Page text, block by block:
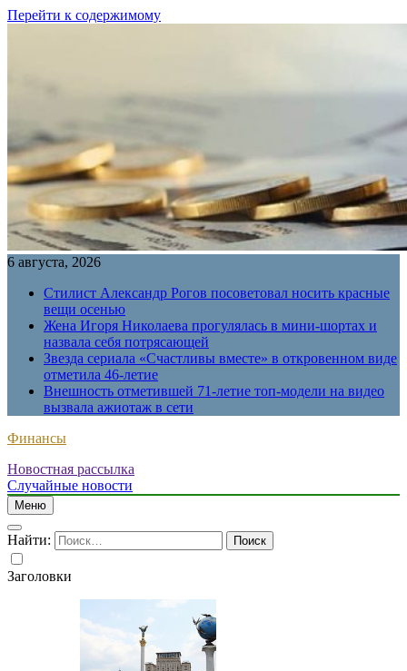
Перейти к содержимому
6 августа, 2026
Стилист Александр Рогов посоветовал носить красные
вещи осенью
Жена Игоря Николаева прогулялась в мини-шортах и
назвала себя потрясающей
Звезда сериала «Счастливы вместе» в откровенном виде
отметила 46-летие
Внешность отметившей 71-летие топ-модели на видео
вызвала ажиотаж в сети
Финансы
Новостная рассылка
Случайные новости
Меню
Найти:
Заголовки